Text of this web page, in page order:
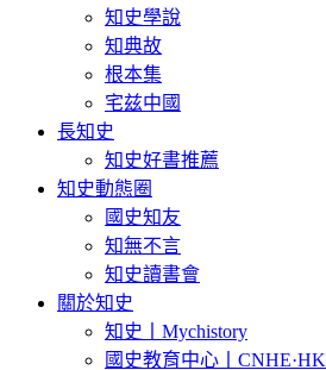
知史學說
知典故
根本集
宅兹中國
長知史
知史好書推薦
知史動態圈
國史知友
知無不言
知史讀書會
關於知史
知史丨Mychistory
國史教育中心丨CNHE·HK